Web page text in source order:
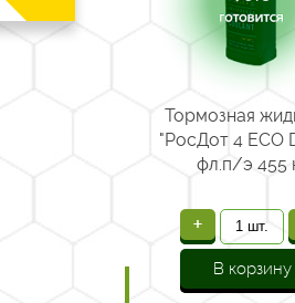
Тормозная
"РосДот 4 ECO
фл.п/э 455
+
В корзину